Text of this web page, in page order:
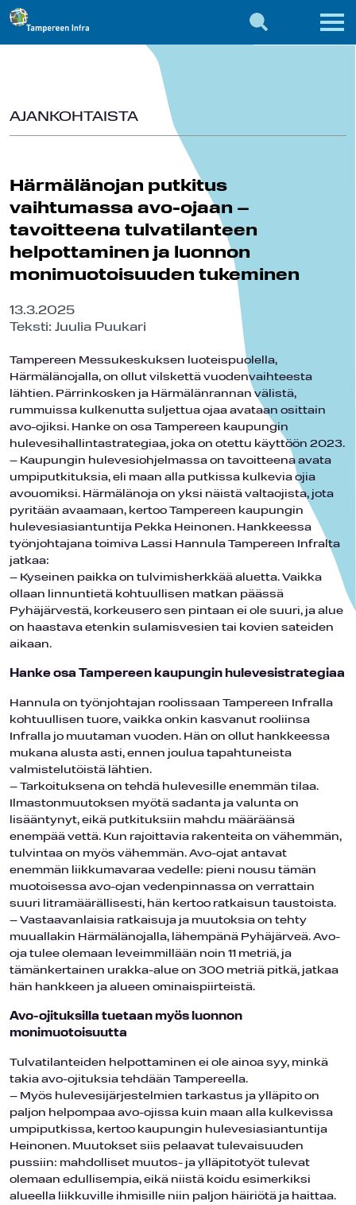
AJANKOHTAISTA
Härmälänojan putkitus
vaihtumassa avo-ojaan –
tavoitteena tulvatilanteen
helpottaminen ja luonnon
monimuotoisuuden tukeminen
13.3.2025
Teksti: Juulia Puukari
Tampereen Messukeskuksen luoteispuolella,
Härmälänojalla, on ollut vilskettä vuodenvaihteesta
lähtien. Pärrinkosken ja Härmälänrannan välistä,
rummuissa kulkenutta suljettua ojaa avataan osittain
avo-ojiksi. Hanke on osa Tampereen kaupungin
hulevesihallintastrategiaa, joka on otettu käyttöön 2023.
– Kaupungin hulevesiohjelmassa on tavoitteena avata
umpiputkituksia, eli maan alla putkissa kulkevia ojia
avouomiksi. Härmälänoja on yksi näistä valtaojista, jota
pyritään avaamaan, kertoo Tampereen kaupungin
hulevesiasiantuntija Pekka Heinonen. Hankkeessa
työnjohtajana toimiva Lassi Hannula Tampereen Infralta
jatkaa:
– Kyseinen paikka on tulvimisherkkää aluetta. Vaikka
ollaan linnuntietä kohtuullisen matkan päässä
Pyhäjärvestä, korkeusero sen pintaan ei ole suuri, ja alue
on haastava etenkin sulamisvesien tai kovien sateiden
aikaan.
Hanke osa Tampereen kaupungin hulevesistrategiaa
Hannula on työnjohtajan roolissaan Tampereen Infralla
kohtuullisen tuore, vaikka onkin kasvanut rooliinsa
Infralla jo muutaman vuoden. Hän on ollut hankkeessa
mukana alusta asti, ennen joulua tapahtuneista
valmistelutöistä lähtien.
– Tarkoituksena on tehdä hulevesille enemmän tilaa.
Ilmastonmuutoksen myötä sadanta ja valunta on
lisääntynyt, eikä putkituksiin mahdu määräänsä
enempää vettä. Kun rajoittavia rakenteita on vähemmän,
tulvintaa on myös vähemmän. Avo-ojat antavat
enemmän liikkumavaraa vedelle: pieni nousu tämän
muotoisessa avo-ojan vedenpinnassa on verrattain
suuri litramäärällisesti, hän kertoo ratkaisun taustoista.
– Vastaavanlaisia ratkaisuja ja muutoksia on tehty
muuallakin Härmälänojalla, lähempänä Pyhäjärveä. Avo-
oja tulee olemaan leveimmillään noin 11 metriä, ja
tämänkertainen urakka-alue on 300 metriä pitkä, jatkaa
hän hankkeen ja alueen ominaispiirteistä.
Avo-ojituksilla tuetaan myös luonnon
monimuotoisuutta
Tulvatilanteiden helpottaminen ei ole ainoa syy, minkä
takia avo-ojituksia tehdään Tampereella.
– Myös hulevesijärjestelmien tarkastus ja ylläpito on
paljon helpompaa avo-ojissa kuin maan alla kulkevissa
umpiputkissa, kertoo kaupungin hulevesiasiantuntija
Heinonen. Muutokset siis pelaavat tulevaisuuden
pussiin: mahdolliset muutos- ja ylläpitotyöt tulevat
olemaan edullisempia, eikä niistä koidu esimerkiksi
alueella liikkuville ihmisille niin paljon häiriötä ja haittaa.